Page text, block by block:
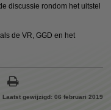
discussie rondom het uitstel
de VR, GGD en het
Laatst gewijzigd: 06 februari 2019